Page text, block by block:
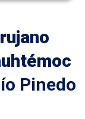
Pinedo